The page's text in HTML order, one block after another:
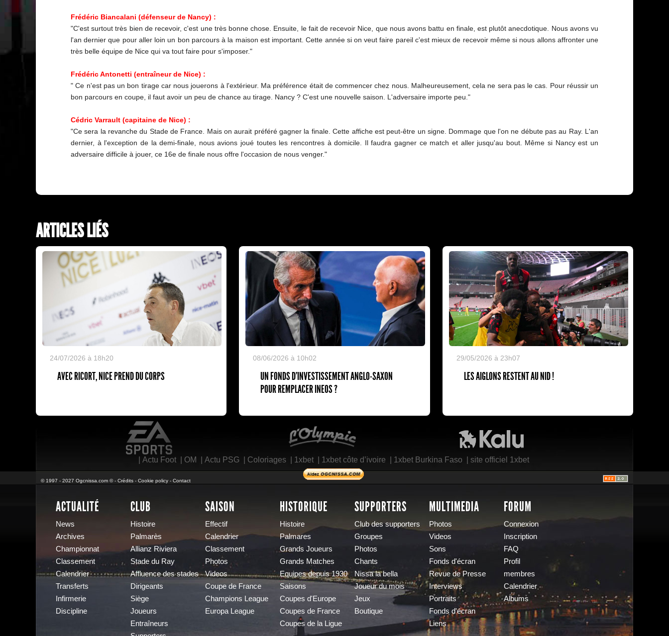
Frédéric Biancalani (défenseur de Nancy) :
"C'est surtout très bien de recevoir, c'est une très bonne chose. Ensuite, le fait de recevoir Nice, que nous avons battu en finale, est plutôt anecdotique. Nous avons vu
l'an dernier que pour aller loin un bon parcours à la maison est important. Cette année si on veut faire pareil c'est mieux de recevoir même si nous allons affronter une
très belle équipe de Nice qui va tout faire pour s'imposer."
Frédéric Antonetti (entraîneur de Nice) :
" Ce n'est pas un bon tirage car nous jouerons à l'extérieur. Ma préférence était de commencer chez nous. Malheureusement, cela ne sera pas le cas. Pour réussir un
bon parcours en coupe, il faut avoir un peu de chance au tirage. Nancy ? C'est une nouvelle saison. L'adversaire importe peu."
Cédric Varrault (capitaine de Nice) :
"Ce sera la revanche du Stade de France. Mais on aurait préféré gagner la finale. Cette affiche est peut-être un signe. Dommage que l'on ne débute pas au Ray. L'an
dernier, à l'exception de la demi-finale, nous avions joué toutes les rencontres à domicile. Il faudra gagner ce match et aller jusqu'au bout. Même si Nancy est un
adversaire difficile à jouer, ce 16e de finale nous offre l'occasion de nous venger."
ARTICLES LIÉS
24/07/2026 à 18h20
AVEC RICORT, NICE PREND DU CORPS
08/06/2026 à 10h02
UN FONDS D'INVESTISSEMENT ANGLO-SAXON
POUR REMPLACER INEOS ?
29/05/2026 à 23h07
LES AIGLONS RESTENT AU NID !
Actu Foot| OM Actu PSG| Coloriages| 1xbet| 1xbet côte d’ivoire 1xbet Burkina Faso site officiel 1xbet
© 1997 - 2027 Ogcnissa.com © - Crédits - Cookie policy - Contact
ACTUALITÉ
News
Archives
Championnat
Classement
Calendrier
Transferts
Infirmerie
Discipline
CLUB
Histoire
Palmarès
Allianz Riviera
Stade du Ray
Affluence des stades
Dirigeants
Siège
Joueurs
Entraîneurs
SAISON
Effectif
Calendrier
Classement
Photos
Videos
Coupe de France
Champions League
Europa League
HISTORIQUE
Histoire
Palmares
Grands Joueurs
Grands Matches
Equipes depuis 1930
Saisons
Coupes d'Europe
Coupes de France
Coupes de la Ligue
SUPPORTERS
Club des supporters
Groupes
Photos
Chants
Nissa la bella
Joueur du mois
Jeux
Boutique
MULTIMEDIA
Photos
Videos
Sons
Fonds d'écran
Revue de Presse
Interviews
Portraits
Fonds d'écran
Liens
FORUM
Connexion
Inscription
FAQ
Profil
membres
Calendrier
Albums